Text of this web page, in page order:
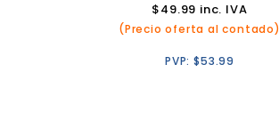
$49.99 inc. IVA
(Precio oferta al contado)
PVP:$53.99